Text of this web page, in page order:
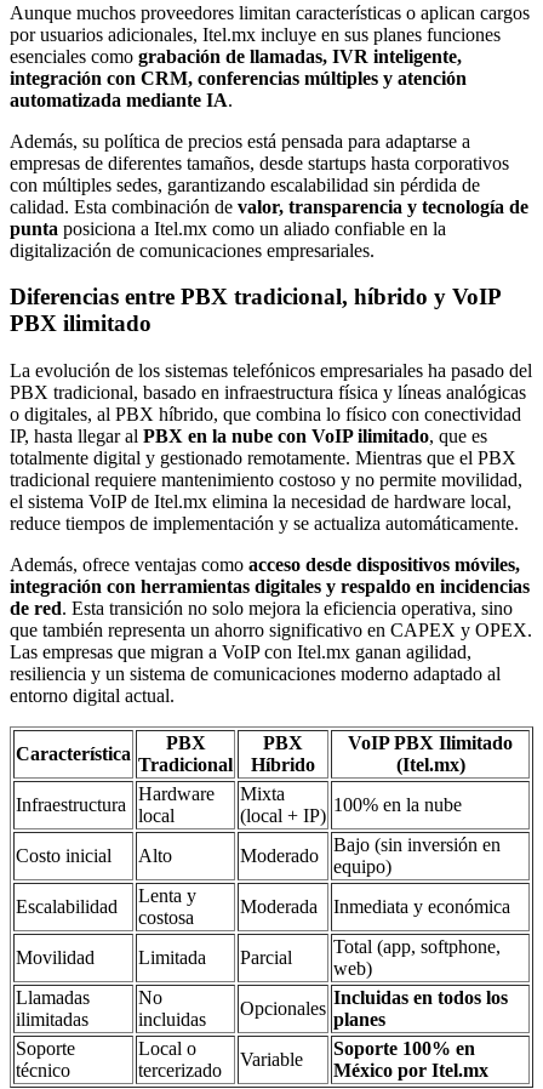
Aunque muchos proveedores limitan características o aplican cargos
por usuarios adicionales, Itel.mx incluye en sus planes funciones
esenciales como grabación de llamadas, IVR inteligente,
integración con CRM, conferencias múltiples y atención
automatizada mediante IA.
Además, su política de precios está pensada para adaptarse a
empresas de diferentes tamaños, desde startups hasta corporativos
con múltiples sedes, garantizando escalabilidad sin pérdida de
calidad. Esta combinación de valor, transparencia y tecnología de
punta posiciona a Itel.mx como un aliado confiable en la
digitalización de comunicaciones empresariales.
Diferencias entre PBX tradicional, híbrido y VoIP
PBX ilimitado
La evolución de los sistemas telefónicos empresariales ha pasado del
PBX tradicional, basado en infraestructura física y líneas analógicas
o digitales, al PBX híbrido, que combina lo físico con conectividad
IP, hasta llegar al PBX en la nube con VoIP ilimitado, que es
totalmente digital y gestionado remotamente. Mientras que el PBX
tradicional requiere mantenimiento costoso y no permite movilidad,
el sistema VoIP de Itel.mx elimina la necesidad de hardware local,
reduce tiempos de implementación y se actualiza automáticamente.
Además, ofrece ventajas como acceso desde dispositivos móviles,
integración con herramientas digitales y respaldo en incidencias
de red. Esta transición no solo mejora la eficiencia operativa, sino
que también representa un ahorro significativo en CAPEX y OPEX.
Las empresas que migran a VoIP con Itel.mx ganan agilidad,
resiliencia y un sistema de comunicaciones moderno adaptado al
entorno digital actual.
Característica
PBX
Tradicional
PBX
Híbrido
VoIP PBX Ilimitado
(Itel.mx)
Infraestructura
Hardware
local
Mixta
(local + IP)
100% en la nube
Costo inicial Alto Moderado
Bajo (sin inversión en
equipo)
Escalabilidad
Lenta y
costosa
Moderada Inmediata y económica
Movilidad Limitada Parcial
Total (app, softphone,
web)
Llamadas
ilimitadas
No
incluidas
Opcionales
Incluidas en todos los
planes
Soporte
técnico
Local o
tercerizado
Variable
Soporte 100% en
México por Itel.mx